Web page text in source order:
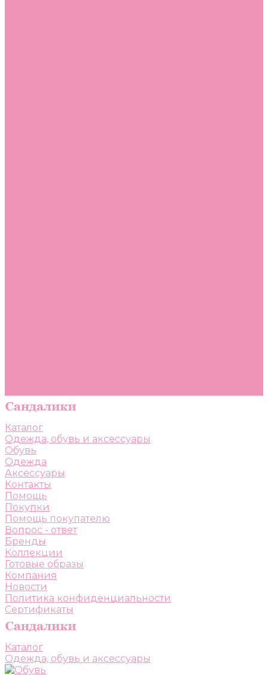
Каталог
Одежда, обувь и аксессуары
Обувь
Одежда
Аксессуары
Контакты
Помощь
Покупки
Помощь покупателю
Вопрос - ответ
Бренды
Коллекции
Готовые образы
Компания
Новости
Политика конфиденциальности
Сертификаты
Каталог
Одежда, обувь и аксессуары